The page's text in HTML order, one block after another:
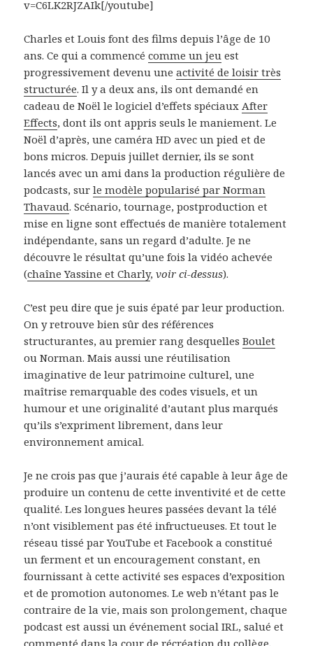
v=C6LK2RJZAIk[/youtube]
Charles et Louis font des films depuis l’âge de 10
ans. Ce qui a commencécomme un jeu est
progressivement devenu uneactivité de loisir très
structurée. Il y a deux ans, ils ont demandé en
cadeau de Noël le logiciel d’effets spéciaux After
Effects, dont ils ont appris seuls le maniement. Le
Noël d’après, une caméra HD avec un pied et de
bons micros. Depuis juillet dernier, ils se sont
lancés avec un ami dans la production régulière de
podcasts, surle modèle popularisé par Norman
Thavaud. Scénario, tournage, postproduction et
mise en ligne sont effectués de manière totalement
indépendante, sans un regard d’adulte. Je ne
découvre le résultat qu’une fois la vidéo achevée
(chaîne Yassine et Charly,voir ci-dessus).
C’est peu dire que je suis épaté par leur production.
On y retrouve bien sûr des références
structurantes, au premier rang desquellesBoulet
ou Norman. Mais aussi une réutilisation
imaginative de leur patrimoine culturel, une
maîtrise remarquable des codes visuels, et un
humour et une originalité d’autant plus marqués
qu’ils s’expriment librement, dans leur
environnement amical.
Je ne crois pas que j’aurais été capable à leur âge de
produire un contenu de cette inventivité et de cette
qualité. Les longues heures passées devant la télé
n’ont visiblement pas été infructueuses. Et tout le
réseau tissé par YouTube et Facebook a constitué
un ferment et un encouragement constant, en
fournissant à cette activité ses espaces d’exposition
et de promotion autonomes. Le web n’étant pas le
contraire de la vie, mais son prolongement, chaque
podcast est aussi un événement social IRL, salué et
commenté dans la cour de récréation du collège.